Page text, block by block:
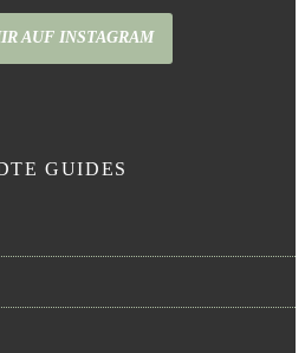
AUF INSTAGRAM
GUIDES